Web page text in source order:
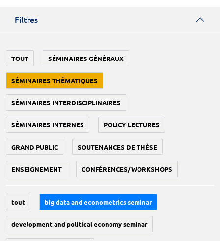
Filtres
TOUT SÉMINAIRES GÉNÉRAUX
SÉMINAIRES THÉMATIQUES
SÉMINAIRES INTERDISCIPLINAIRES
SÉMINAIRES INTERNES POLICY LECTURES
GRAND PUBLIC SOUTENANCES DE THÈSE
ENSEIGNEMENT CONFÉRENCES/WORKSHOPS
tout big data and econometrics seminar
development and political economy seminar